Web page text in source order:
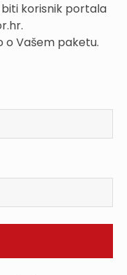
korisnik portala
o Vašem paketu.